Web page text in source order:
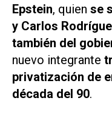
Epstein, quien se
y Carlos
también del
nuevo integrante
privatización de
década del 90.